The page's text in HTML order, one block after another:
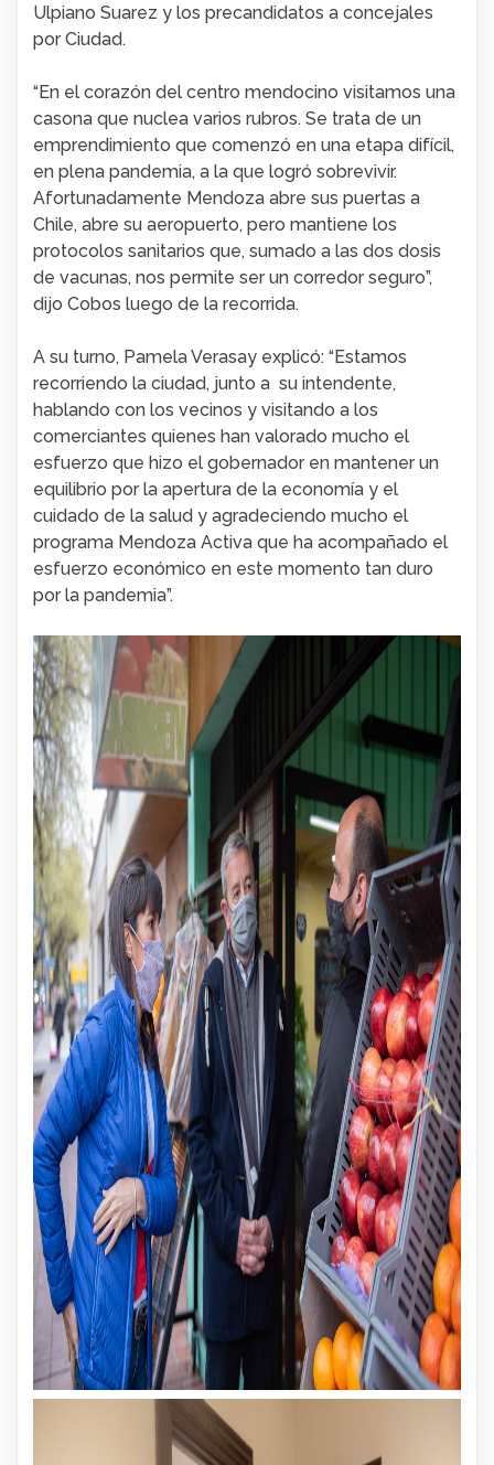
Ulpiano Suarez y los precandidatos a concejales
por Ciudad.
“En el corazón del centro mendocino visitamos una
casona que nuclea varios rubros. Se trata de un
emprendimiento que comenzó en una etapa difícil,
en plena pandemia, a la que logró sobrevivir.
Afortunadamente Mendoza abre sus puertas a
Chile, abre su aeropuerto, pero mantiene los
protocolos sanitarios que, sumado a las dos dosis
de vacunas, nos permite ser un corredor seguro”,
dijo Cobos luego de la recorrida.
A su turno, Pamela Verasay explicó: “Estamos
recorriendo la ciudad, junto a su intendente,
hablando con los vecinos y visitando a los
comerciantes quienes han valorado mucho el
esfuerzo que hizo el gobernador en mantener un
equilibrio por la apertura de la economía y el
cuidado de la salud y agradeciendo mucho el
programa Mendoza Activa que ha acompañado el
esfuerzo económico en este momento tan duro
por la pandemia”.